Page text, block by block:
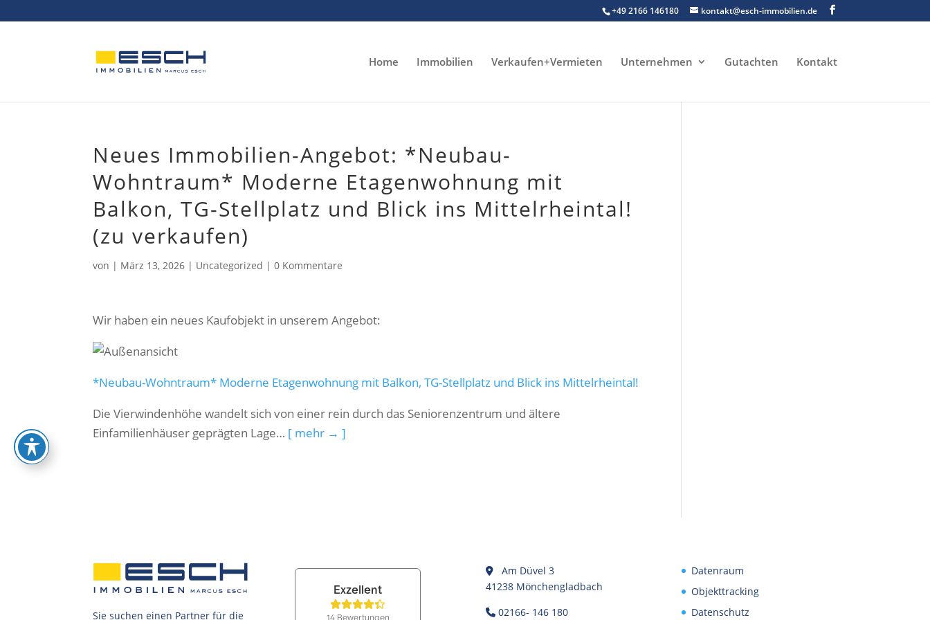
to
+49 2166 146180 kontakt@esch-immobilien.de
Home Immobilien Verkaufen+Vermieten Unternehmen Gutachten Kontakt
Neues Immobilien-Angebot: *Neubau-
Wohntraum* Moderne Etagenwohnung mit
Balkon, TG-Stellplatz und Blick ins Mittelrheintal!
(zu verkaufen)
von | März 13, 2026 | Uncategorized |0 Kommentare
Wir haben ein neues Kaufobjekt in unserem Angebot:
*Neubau-Wohntraum* Moderne Etagenwohnung mit Balkon, TG-Stellplatz und Blick ins Mittelrheintal!
Die Vierwindenhöhe wandelt sich von einer rein durch das Seniorenzentrum und ältere
Einfamilienhäuser geprägten Lage… [ mehr → ]
Sie suchen einen Partner für die
Am Düvel 3
41238 Mönchengladbach
02166- 146 180
Datenraum
Objekttracking
Datenschutz